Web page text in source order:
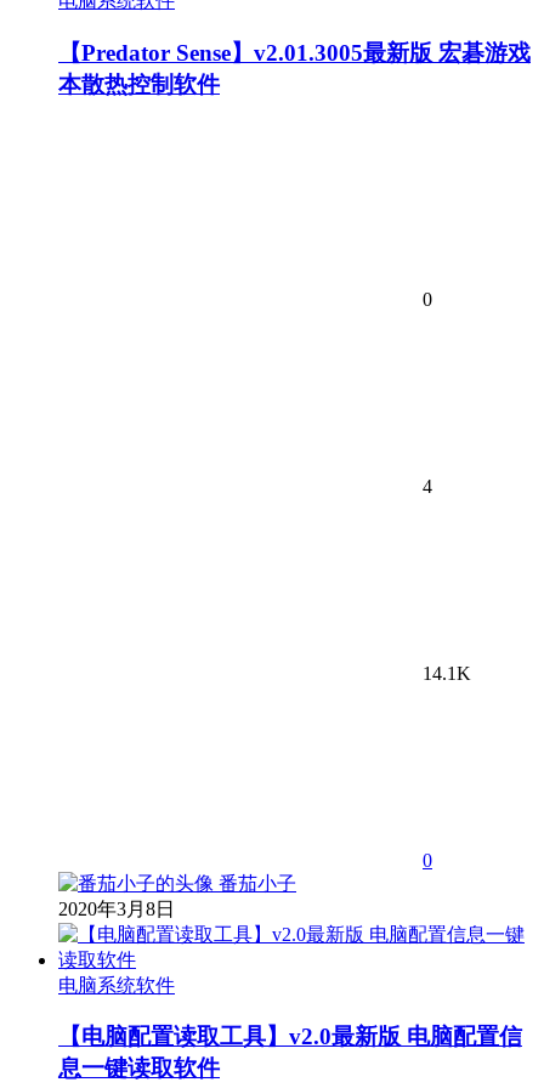
【Predator Sense】v2.01.3005最新版 宏碁游戏
本散热控制软件
0
4
14.1K
0
番茄小子
2020年3月8日
电脑系统软件
【电脑配置读取工具】v2.0最新版 电脑配置信
息一键读取软件